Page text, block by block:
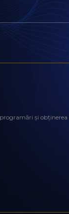
programări și